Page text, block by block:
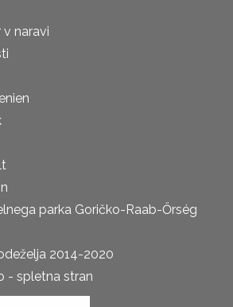
naravi
parka Goričko-Raab-Őrség
2014-2020
- spletna stran